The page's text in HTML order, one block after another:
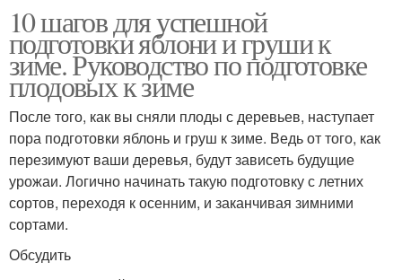
10 шагов для успешной
подготовки яблони и груши к
зиме. Руководство по подготовке
плодовых к зиме
После того, как вы сняли плоды с деревьев, наступает
пора подготовки яблонь и груш к зиме. Ведь от того, как
перезимуют ваши деревья, будут зависеть будущие
урожаи. Логично начинать такую подготовку с летних
сортов, переходя к осенним, и заканчивая зимними
сортами.
Обсудить